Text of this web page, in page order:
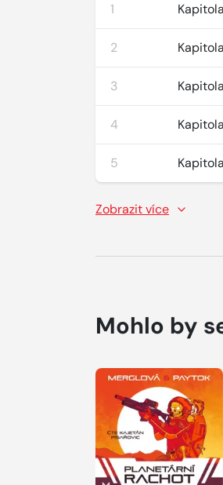
1
2
3
4
5
Zobrazit více
Mohlo by
Přehrát
ukázku